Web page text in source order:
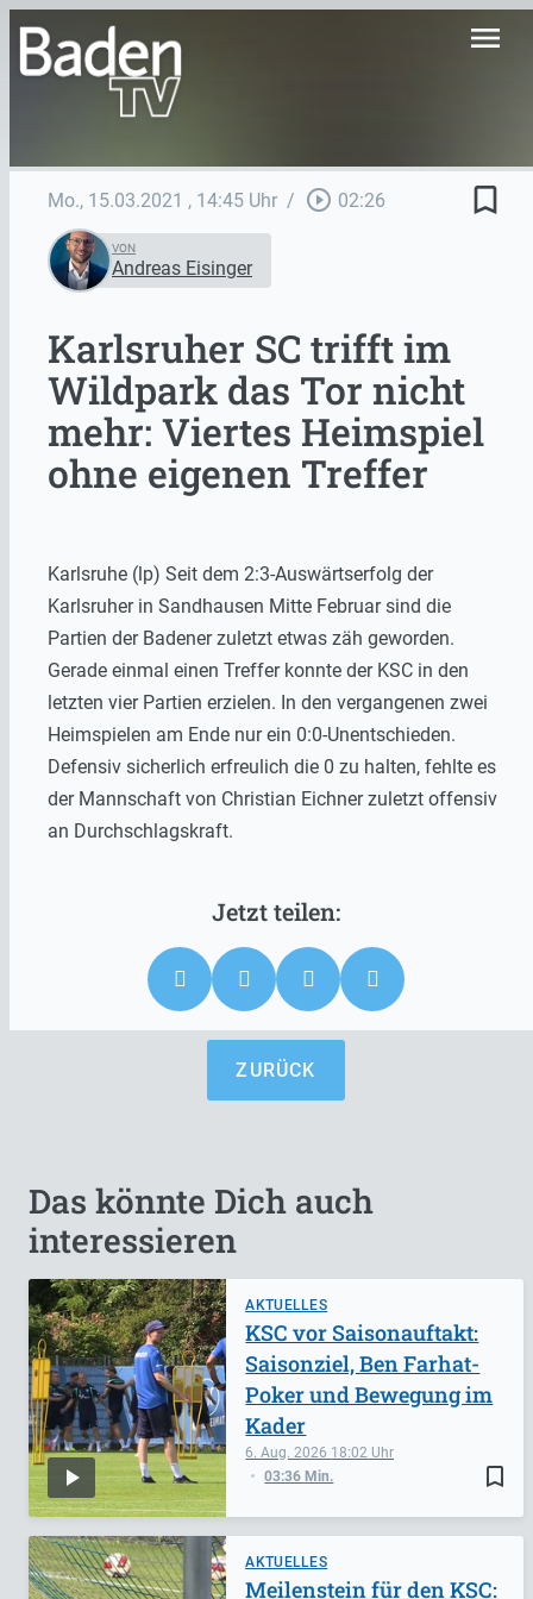
menu
Mo., 15.03.2021 , 14:45 Uhr / play_circle_outline 02:26 bookmark_border
VON
Andreas Eisinger
Karlsruher SC trifft im
Wildpark das Tor nicht
mehr: Viertes Heimspiel
ohne eigenen Treffer
Karlsruhe (lp) Seit dem 2:3-Auswärtserfolg der
Karlsruher in Sandhausen Mitte Februar sind die
Partien der Badener zuletzt etwas zäh geworden.
Gerade einmal einen Treffer konnte der KSC in den
letzten vier Partien erzielen. In den vergangenen zwei
Heimspielen am Ende nur ein 0:0-Unentschieden.
Defensiv sicherlich erfreulich die 0 zu halten, fehlte es
der Mannschaft von Christian Eichner zuletzt offensiv
an Durchschlagskraft.
ZURÜCK
Das könnte Dich auch
interessieren
AKTUELLES
bookmark_border
6. Aug. 2026 18:02
03:36 Min.
KSC vor Saisonauftakt:
Saisonziel, Ben Farhat-
Poker und Bewegung im
Kader
AKTUELLES
Meilenstein für den KSC: